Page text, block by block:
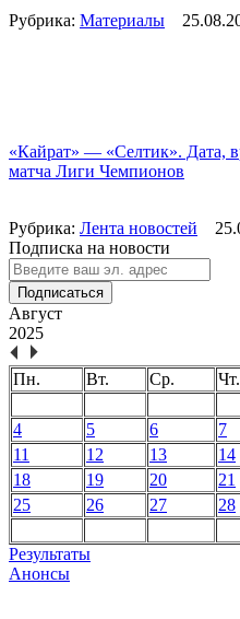
Рубрика: Материалы
«Кайрат» — «Селтик». Дата,
матча Лиги Чемпионов
Рубрика: Лента новостей
Подписка на новости
Подписаться
Август
2025
Пн. Вт. Ср. Чт.
4
5 6 7
11
12 13 14
18
19 20 21
25
26 27 28
Результаты
Анонсы